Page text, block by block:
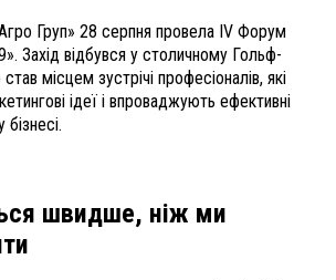
Груп» 28 серпня провела IV Форум
Захід відбувся у столичному Гольф-
місцем зустрічі професіоналів, які
ідеї і впроваджують ефективні
швидше, ніж ми